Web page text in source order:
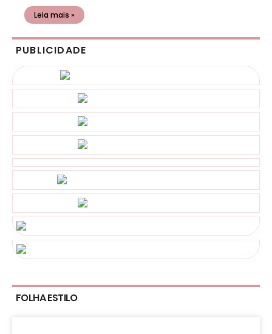
Leia mais »
PUBLICIDADE
FOLHA ESTILO